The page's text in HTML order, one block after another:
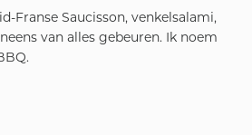
Franse Saucisson, venkelsalami,
van alles gebeuren. Ik noem